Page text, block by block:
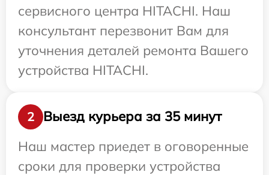
сервисного центра HITACHI. Наш
консультант перезвонит Вам для
уточнения деталей ремонта Вашего
устройства HITACHI.
2
Выезд курьера за 35 минут
Наш мастер приедет в оговоренные
сроки для проверки устройства